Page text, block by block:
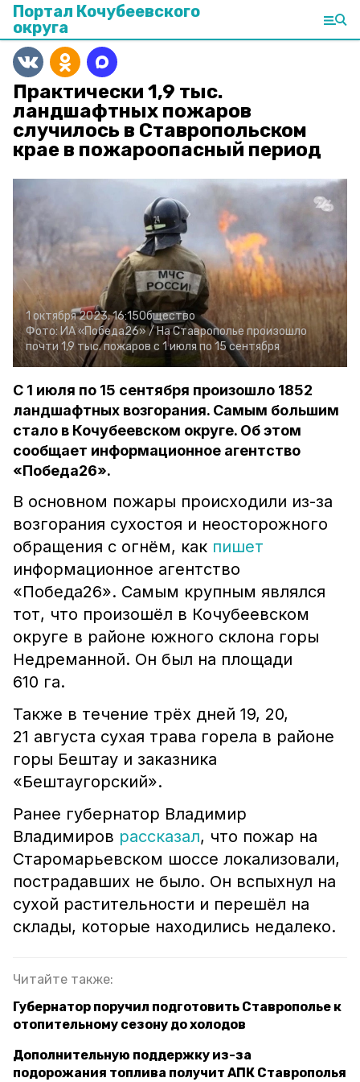
Портал Кочубеевского
округа
Практически 1,9 тыс.
ландшафтных пожаров
случилось в Ставропольском
крае в пожароопасный период
1 октября 2023, 16:15Общество
Фото:ИА «Победа26» /На Ставрополье произошло
почти 1,9 тыс. пожаров с 1 июля по 15 сентября
С 1 июля по 15 сентября произошло 1852
ландшафтных возгорания. Самым большим
стало в Кочубеевском округе. Об этом
сообщает информационное агентство
«Победа26».
В основном пожары происходили из-за
возгорания сухостоя и неосторожного
обращения с огнём, как пишет
информационное агентство
«Победа26». Самым крупным являлся
тот, что произошёл в Кочубеевском
округе в районе южного склона горы
Недреманной. Он был на площади
610 га.
Также в течение трёх дней 19, 20,
21 августа сухая трава горела в районе
горы Бештау и заказника
«Бештаугорский».
Ранее губернатор Владимир
Владимиров рассказал, что пожар на
Старомарьевском шоссе локализовали,
пострадавших не было. Он вспыхнул на
сухой растительности и перешёл на
склады, которые находились недалеко.
Читайте также:
Губернатор поручил подготовить Ставрополье к
отопительному сезону до холодов
Дополнительную поддержку из-за
подорожания топлива получит АПК Ставрополья